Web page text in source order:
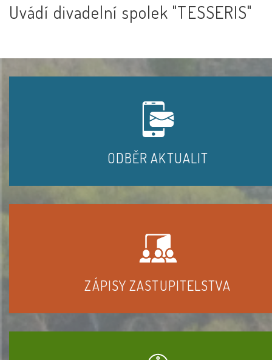
Uvádí divadelní spolek "TESSERIS"
ODBĚR AKTUALIT
ZÁPISY ZASTUPITELSTVA